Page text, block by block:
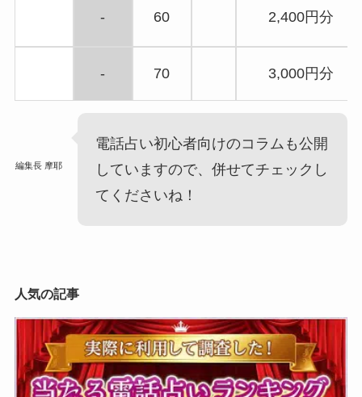
- 60 2,400円分
- 70 3,000円分
編集長 摩耶
電話占い初心者向けのコラムも公開
していますので、併せてチェックし
てくださいね！
人気の記事